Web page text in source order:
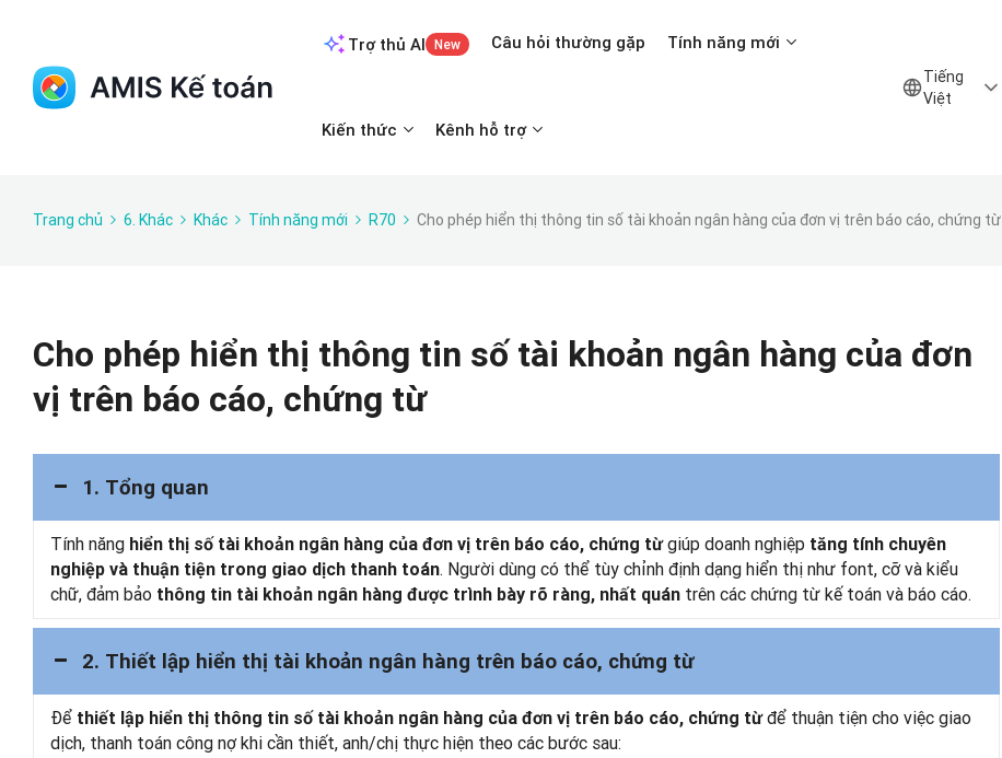
Trợ thủ AI New Câu hỏi thường gặp Tính năng mới
Kiến thức Kênh hỗ trợ
Tiếng
Việt
Trang chủ 6. Khác Khác Tính năng mới R70 Cho phép hiển thị thông tin số tài khoản ngân hàng của đơn vị trên báo cáo, chứng từ
Cho phép hiển thị thông tin số tài khoản ngân hàng của đơn
vị trên báo cáo, chứng từ
1. Tổng quan
Tính năng hiển thị số tài khoản ngân hàng của đơn vị trên báo cáo, chứng từgiúp doanh nghiệp tăng tính chuyên
nghiệp và thuận tiện trong giao dịch thanh toán. Người dùng có thể tùy chỉnh định dạng hiển thị như font, cỡ và kiểu
chữ, đảm bảo thông tin tài khoản ngân hàng được trình bày rõ ràng, nhất quán trên các chứng từ kế toán và báo cáo.
2. Thiết lập hiển thị tài khoản ngân hàng trên báo cáo, chứng từ
Để thiết lập hiển thị thông tin số tài khoản ngân hàng của đơn vị trên báo cáo, chứng từđể thuận tiện cho việc giao
dịch, thanh toán công nợ khi cần thiết, anh/chị thực hiện theo các bước sau: